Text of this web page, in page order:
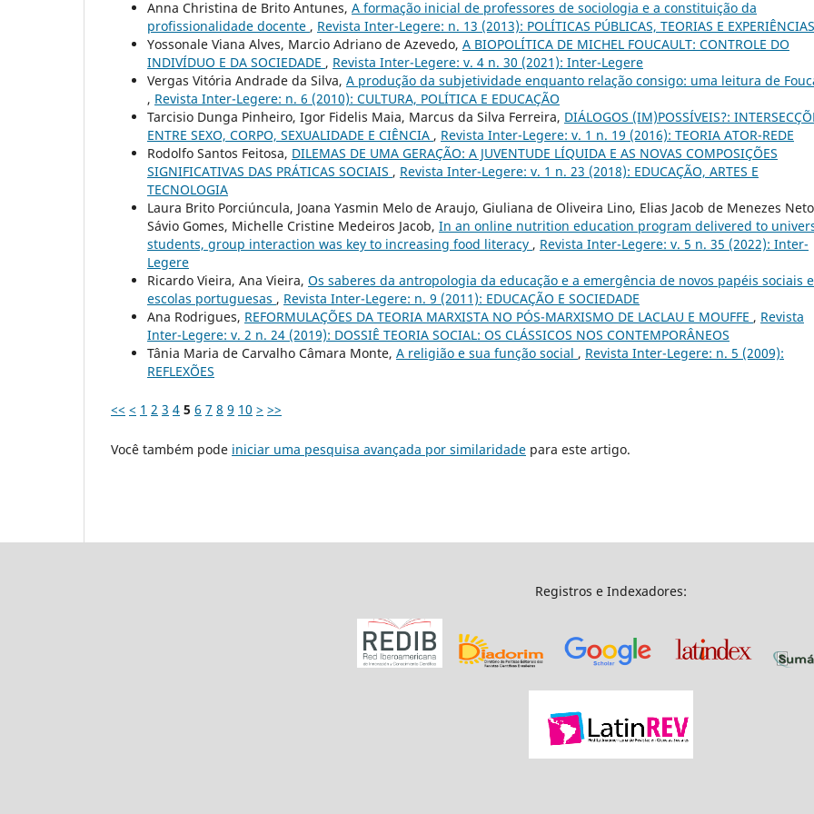
Anna Christina de Brito Antunes, A formação inicial de professores de sociologia e a constituição da
profissionalidade docente , Revista Inter-Legere: n. 13 (2013): POLÍTICAS PÚBLICAS, TEORIAS E EXPERIÊNCIAS
Yossonale Viana Alves, Marcio Adriano de Azevedo, A BIOPOLÍTICA DE MICHEL FOUCAULT: CONTROLE DO
INDIVÍDUO E DA SOCIEDADE , Revista Inter-Legere: v. 4 n. 30 (2021): Inter-Legere
Vergas Vitória Andrade da Silva, A produção da subjetividade enquanto relação consigo: uma leitura de
, Revista Inter-Legere: n. 6 (2010): CULTURA, POLÍTICA E EDUCAÇÃO
Tarcisio Dunga Pinheiro, Igor Fidelis Maia, Marcus da Silva Ferreira, DIÁLOGOS (IM)POSSÍVEIS?:
ENTRE SEXO, CORPO, SEXUALIDADE E CIÊNCIA , Revista Inter-Legere: v. 1 n. 19 (2016): TEORIA ATOR-REDE
Rodolfo Santos Feitosa, DILEMAS DE UMA GERAÇÃO: A JUVENTUDE LÍQUIDA E AS NOVAS COMPOSIÇÕES
SIGNIFICATIVAS DAS PRÁTICAS SOCIAIS , Revista Inter-Legere: v. 1 n. 23 (2018): EDUCAÇÃO, ARTES E
TECNOLOGIA
Laura Brito Porciúncula, Joana Yasmin Melo de Araujo, Giuliana de Oliveira Lino, Elias Jacob de Menezes
Sávio Gomes, Michelle Cristine Medeiros Jacob, In an online nutrition education program delivered to
students, group interaction was key to increasing food literacy , Revista Inter-Legere: v. 5 n. 35 (2022): Inter-
Legere
Ricardo Vieira, Ana Vieira, Os saberes da antropologia da educação e a emergência de novos papéis sociais
escolas portuguesas , Revista Inter-Legere: n. 9 (2011): EDUCAÇÃO E SOCIEDADE
Ana Rodrigues, REFORMULAÇÕES DA TEORIA MARXISTA NO PÓS-MARXISMO DE LACLAU E MOUFFE , Revista
Inter-Legere: v. 2 n. 24 (2019): DOSSIÊ TEORIA SOCIAL: OS CLÁSSICOS NOS CONTEMPORÂNEOS
Tânia Maria de Carvalho Câmara Monte, A religião e sua função social , Revista Inter-Legere: n. 5 (2009):
REFLEXÕES
<< < 1 2 3 4 5 6 7 8 9 10 > >>
Você também pode iniciar uma pesquisa avançada por similaridade para este artigo.
Registros e Indexadores: